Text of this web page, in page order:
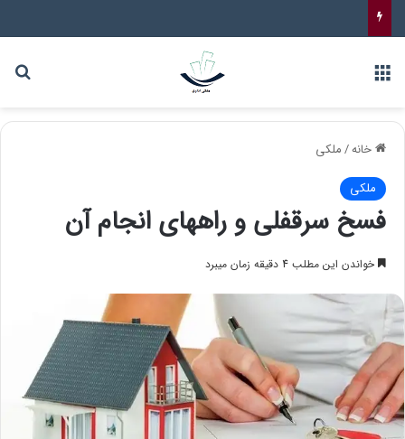
خانه/ملکی
ملکی
فسخ سرقفلی و راههای انجام آن
خواندن این مطلب 4 دقیقه زمان میبرد